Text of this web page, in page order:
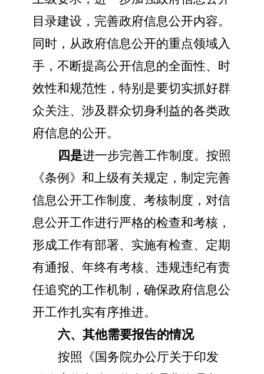
目录建设，完善政府信息公开内容。
同时，从政府信息公开的重点领域入
手，不断提高公开信息的全面性、时
效性和规范性，特别是要切实抓好群
众关注、涉及群众切身利益的各类政
府信息的公开。
四是进一步完善工作制度。按照
《条例》和上级有关规定，制定完善
信息公开工作制度、考核制度，对信
息公开工作进行严格的检查和考核，
形成工作有部署、实施有检查、定期
有通报、年终有考核、违规违纪有责
任追究的工作机制，确保政府信息公
开工作扎实有序推进。
六、其他需要报告的情况
按照《国务院办公厅关于印发